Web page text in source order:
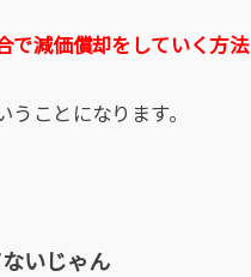
で減価償却をしていく方法
うことになります。
いじゃん